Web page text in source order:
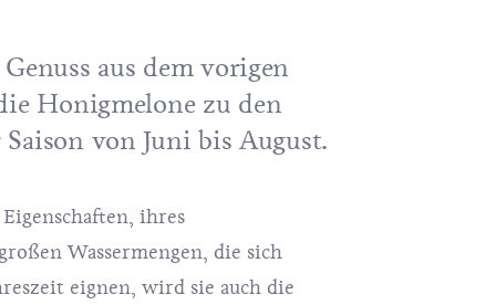
aus dem vorigen
Honigmelone zu den
von Juni bis August.
ihres
Wassermengen, die sich
eignen, wird sie auch die